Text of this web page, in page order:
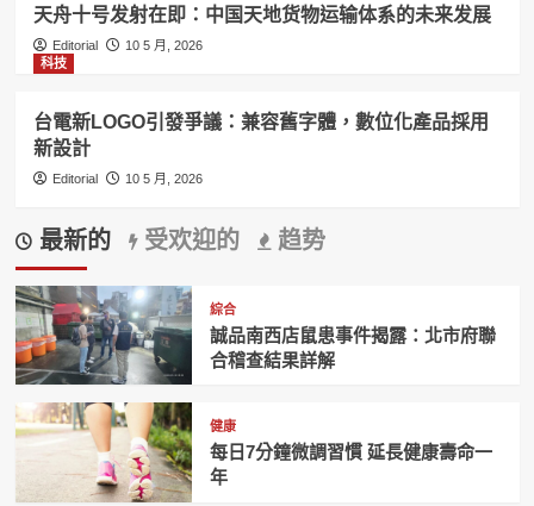
天舟十号发射在即：中国天地货物运输体系的未来发展
Editorial
10 5 月, 2026
科技
台電新LOGO引發爭議：兼容舊字體，數位化產品採用
新設計
Editorial 10 5 月, 2026
最新的 受欢迎的 趋势
綜合
誠品南西店鼠患事件揭露：北市府聯
合稽查結果詳解
健康
每日7分鐘微調習慣 延長健康壽命一
年